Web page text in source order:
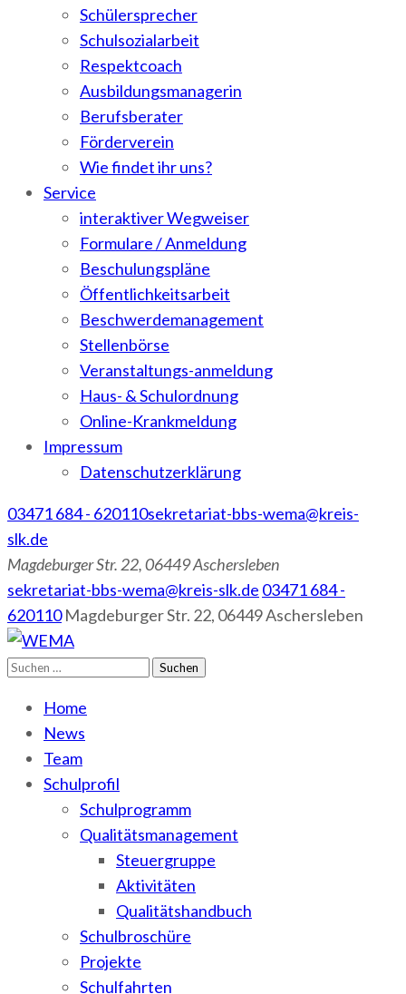
Schülersprecher
Schulsozialarbeit
Respektcoach
Ausbildungsmanagerin
Berufsberater
Förderverein
Wie findet ihr uns?
Service
interaktiver Wegweiser
Formulare / Anmeldung
Beschulungspläne
Öffentlichkeitsarbeit
Beschwerdemanagement
Stellenbörse
Veranstaltungs-anmeldung
Haus- & Schulordnung
Online-Krankmeldung
Impressum
Datenschutzerklärung
03471 684 - 620110sekretariat-bbs-wema@kreis-
slk.de
Magdeburger Str. 22, 06449 Aschersleben
sekretariat-bbs-wema@kreis-slk.de 03471 684 -
620110 Magdeburger Str. 22, 06449 Aschersleben
WEMA
BbS I des Salzlandkreises
Suchen
Home
News
Team
Schulprofil
Schulprogramm
Qualitätsmanagement
Steuergruppe
Aktivitäten
Qualitätshandbuch
Schulbroschüre
Projekte
Schulfahrten